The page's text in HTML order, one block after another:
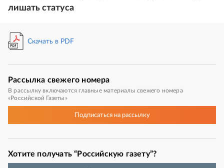
лишать статуса
Скачать в PDF
Рассылка свежего номера
В рассылку включаются главные материалы свежего номера
«Российской Газеты»
Подписатьсяна рассылку
Хотите получать “Российскую газету”?